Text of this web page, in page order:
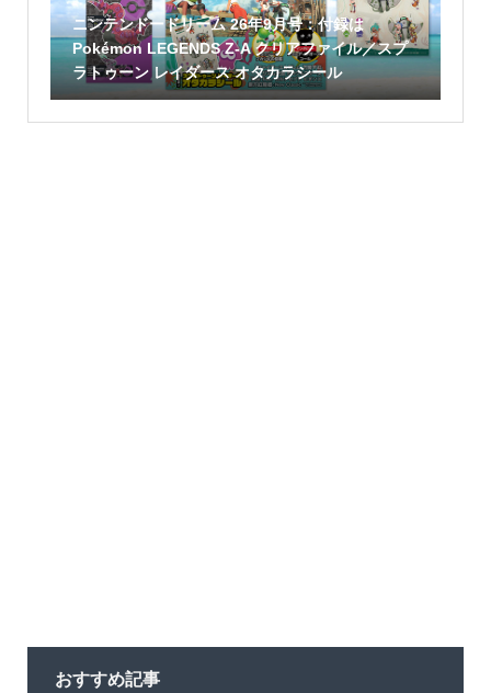
ニンテンドードリーム 26年9月号：付録は
Pokémon LEGENDS Z-A クリアファイル／スプ
ラトゥーン レイダース オタカラシール
おすすめ記事